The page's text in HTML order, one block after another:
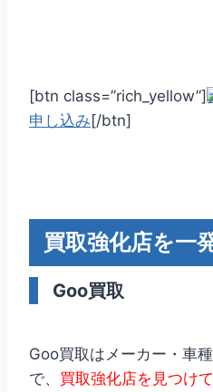
[btn class=”rich_yellow”]
申し込み[/btn]
買取強化店を一
Goo買取
Goo買取はメーカー・車
で、 買取強化店を見つけ